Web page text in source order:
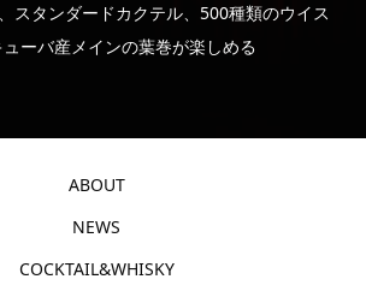
スタンダードカクテル、500種類のウイス
ーバ産メインの葉巻が楽しめる
ABOUT
NEWS
COCKTAIL&WHISKY